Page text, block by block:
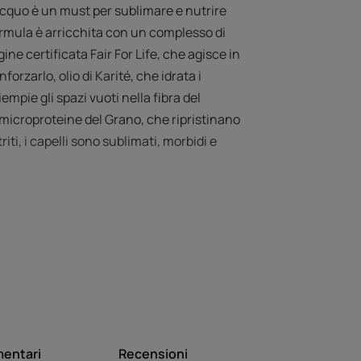
è un must per sublimare e nutrire
è arricchita con un complesso di
certificata Fair For Life, che agisce in
olio di Karité, che idrata i
gli spazi vuoti nella fibra del
del Grano, che ripristinano
i capelli sono sublimati, morbidi e
Recensioni